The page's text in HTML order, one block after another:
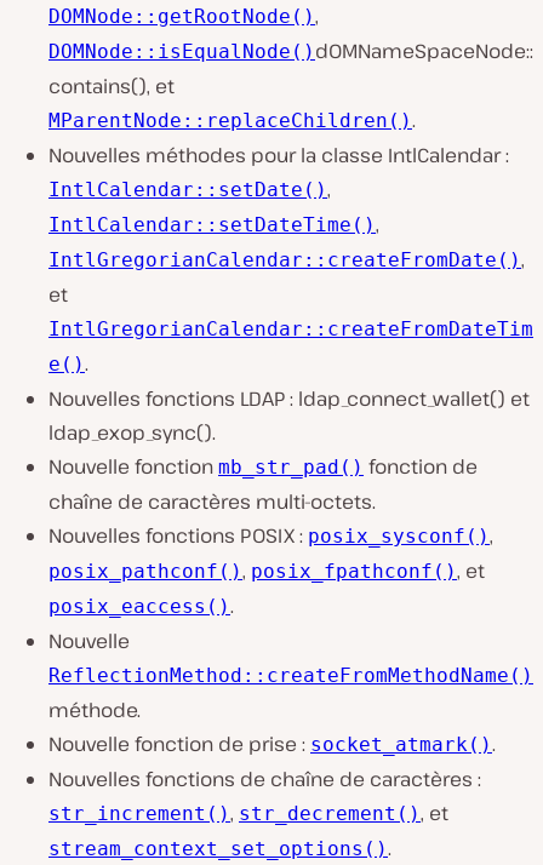
DOMNode::getRootNode(),
DOMNode::isEqualNode() dOMNameSpaceNode::
contains(), et
MParentNode::replaceChildren().
Nouvelles méthodes pour la classe IntlCalendar :
IntlCalendar::setDate(),
IntlCalendar::setDateTime(),
IntlGregorianCalendar::createFromDate(),
et
IntlGregorianCalendar::createFromDateTim
e().
Nouvelles fonctions LDAP : ldap_connect_wallet() et
ldap_exop_sync().
Nouvelle fonction mb_str_pad() fonction de
chaîne de caractères multi-octets.
Nouvelles fonctions POSIX : posix_sysconf(),
posix_pathconf(), posix_fpathconf(), et
posix_eaccess().
Nouvelle
ReflectionMethod::createFromMethodName()
méthode.
Nouvelle fonction de prise : socket_atmark().
Nouvelles fonctions de chaîne de caractères :
str_increment(), str_decrement(), et
stream_context_set_options().